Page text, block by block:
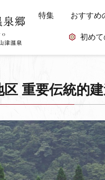
特集 おすすめ
初め
区 重要伝統的